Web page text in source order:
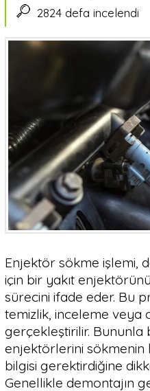
2824 defa incelendi
Enjektör sökme işlemi,
için bir yakıt
sürecini ifade eder. Bu
temizlik, inceleme veya
gerçekleştirilir. Bununla
enjektörlerini sökmenin
bilgisi gerektirdiğine
Genellikle demontajın